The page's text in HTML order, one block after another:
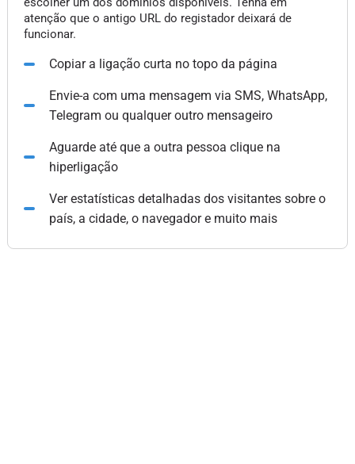
atenção que o antigo URL do registador deixará de
funcionar.
Copiar a ligação curta no topo da página
Envie-a com uma mensagem via SMS, WhatsApp,
Telegram ou qualquer outro mensageiro
Aguarde até que a outra pessoa clique na
hiperligação
Ver estatísticas detalhadas dos visitantes sobre o
país, a cidade, o navegador e muito mais